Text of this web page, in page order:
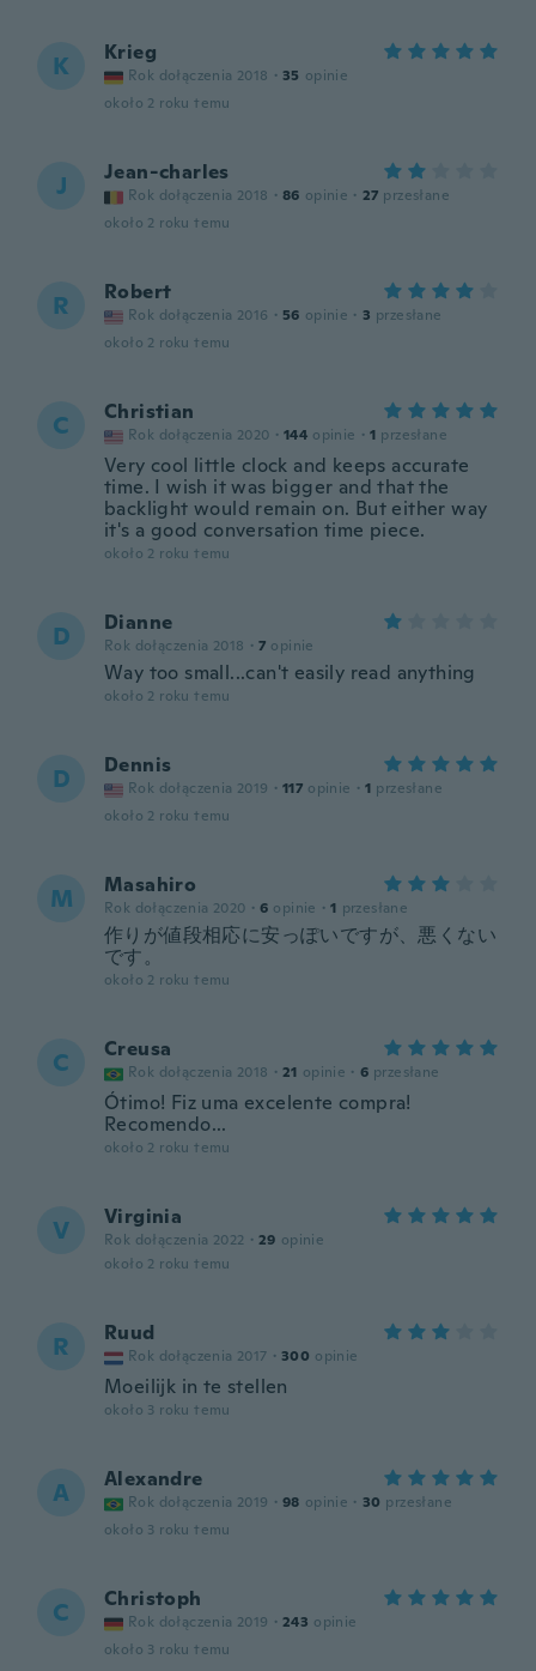
K Krieg
Rok dołączenia 2018 · 35 opinie
około 2 roku temu
J Jean-charles
Rok dołączenia 2018 · 86 opinie · 27 przesłane
około 2 roku temu
R Robert
Rok dołączenia 2016 · 56 opinie · 3 przesłane
około 2 roku temu
C Christian
Rok dołączenia 2020 · 144 opinie · 1 przesłane
Very cool little clock and keeps accurate
time. I wish it was bigger and that the
backlight would remain on. But either way
it's a good conversation time piece.
około 2 roku temu
D Dianne
Rok dołączenia 2018 · 7 opinie
Way too small...can't easily read anything
około 2 roku temu
D Dennis
Rok dołączenia 2019 · 117 opinie · 1 przesłane
około 2 roku temu
M Masahiro
Rok dołączenia 2020 · 6 opinie · 1 przesłane
作りが値段相応に安っぽいですが、悪くない
です。
około 2 roku temu
C Creusa
Rok dołączenia 2018 · 21 opinie · 6 przesłane
Ótimo! Fiz uma excelente compra!
Recomendo...
około 2 roku temu
V Virginia
Rok dołączenia 2022 · 29 opinie
około 2 roku temu
R Ruud
Rok dołączenia 2017 · 300 opinie
Moeilijk in te stellen
około 3 roku temu
A Alexandre
Rok dołączenia 2019 · 98 opinie · 30 przesłane
około 3 roku temu
C Christoph
Rok dołączenia 2019 · 243 opinie
około 3 roku temu